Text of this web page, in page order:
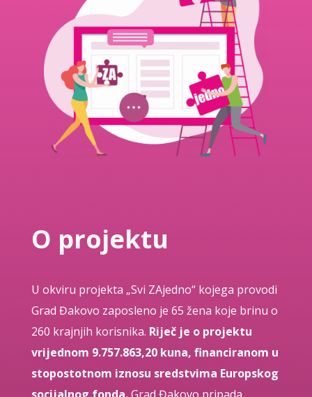
O projektu
U okviru projekta „Svi ZAjedno“ kojega provodi
Grad Đakovo zaposleno je 65 žena koje brinu o
260 krajnjih korisnika. Riječ je o projektu
vrijednom 9.757.863,20 kuna, financiranom u
stopostotnom iznosu sredstvima Europskog